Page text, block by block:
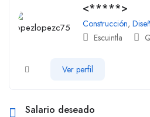
<*****>
Construcción,
Escuintla
Ver perfil
Salario deseado